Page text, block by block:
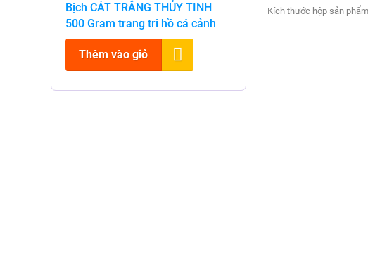
Bịch CÁT TRẮNG THỦY TINH
500 Gram trang tri hồ cá cảnh
Thêm vào giỏ
Kích thước hộp sản